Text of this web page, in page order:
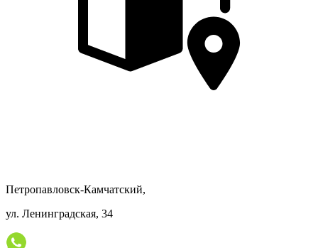
Петропавловск-Камчатский,
ул. Ленинградская, 34